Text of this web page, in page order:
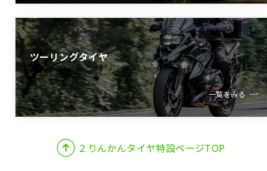
ツーリングタイヤ
一覧をみる
２りんかんタイヤ特設ページTOP